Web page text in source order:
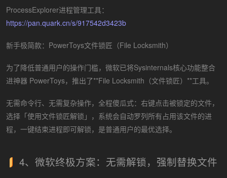
ProcessExplorer进程管理工具：
https://pan.quark.cn/s/917542d3423b
新手极简款：PowerToys文件锁匠（File Locksmith）
为了降低普通用户的操作门槛，微软已将Sysinternals核心功能整合
进神器 PowerToys，推出了**File Locksmith（文件锁匠）**工具。
无需命令行、无需复杂操作，全程傻瓜式：右键点击被锁定的文件，
选择「使用文件锁匠解锁」，系统会自动罗列所有占用该文件的进
程，一键结束进程即可解锁，是普通用户的最优选择。
4、微软终极方案：无需解锁，强制替换文件